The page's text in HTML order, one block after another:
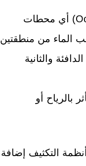
وهي اختصار لـ (Ocean Thermal Energy Conversion) أي محطات
الماء من منطقتين
الماء الدافئة والثانية
ولا تتأثر بالرياح أو
التكثيف إضافة